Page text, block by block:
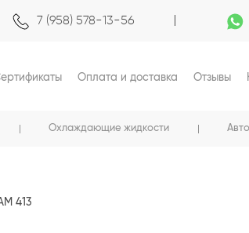
7 (958) 578-13-56
Оплата и доставка Отзывы
Охлаждающие жидкости
413